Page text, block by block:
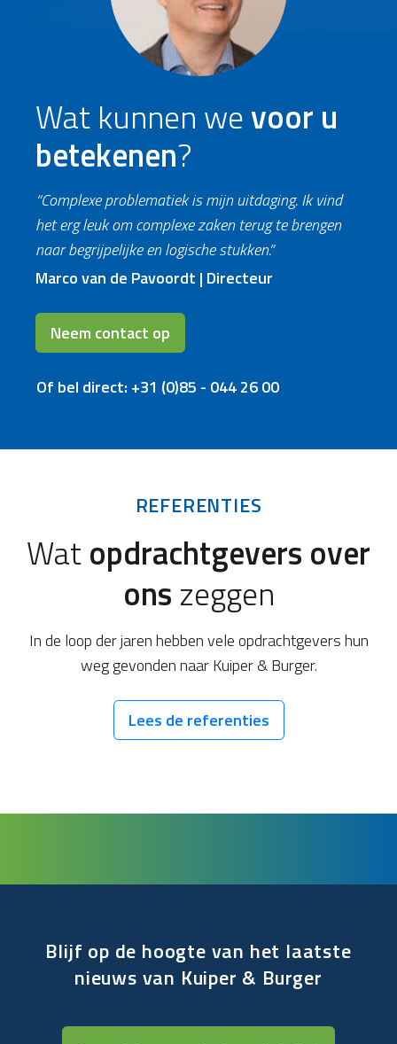
Wat kunnen wevoor u
betekenen?
“Complexe problematiek is mijn uitdaging. Ik vind
het erg leuk om complexe zaken terug te brengen
naar begrijpelijke en logische stukken.”
Marco van de Pavoordt | Directeur
Neem contact op
Of bel direct: +31 (0)85 - 044 26 00
REFERENTIES
Watopdrachtgevers over
ons zeggen
In de loop der jaren hebben vele opdrachtgevers hun
weg gevonden naar Kuiper & Burger.
Lees de referenties
Blijf op de hoogte van het laatste
nieuws van Kuiper & Burger